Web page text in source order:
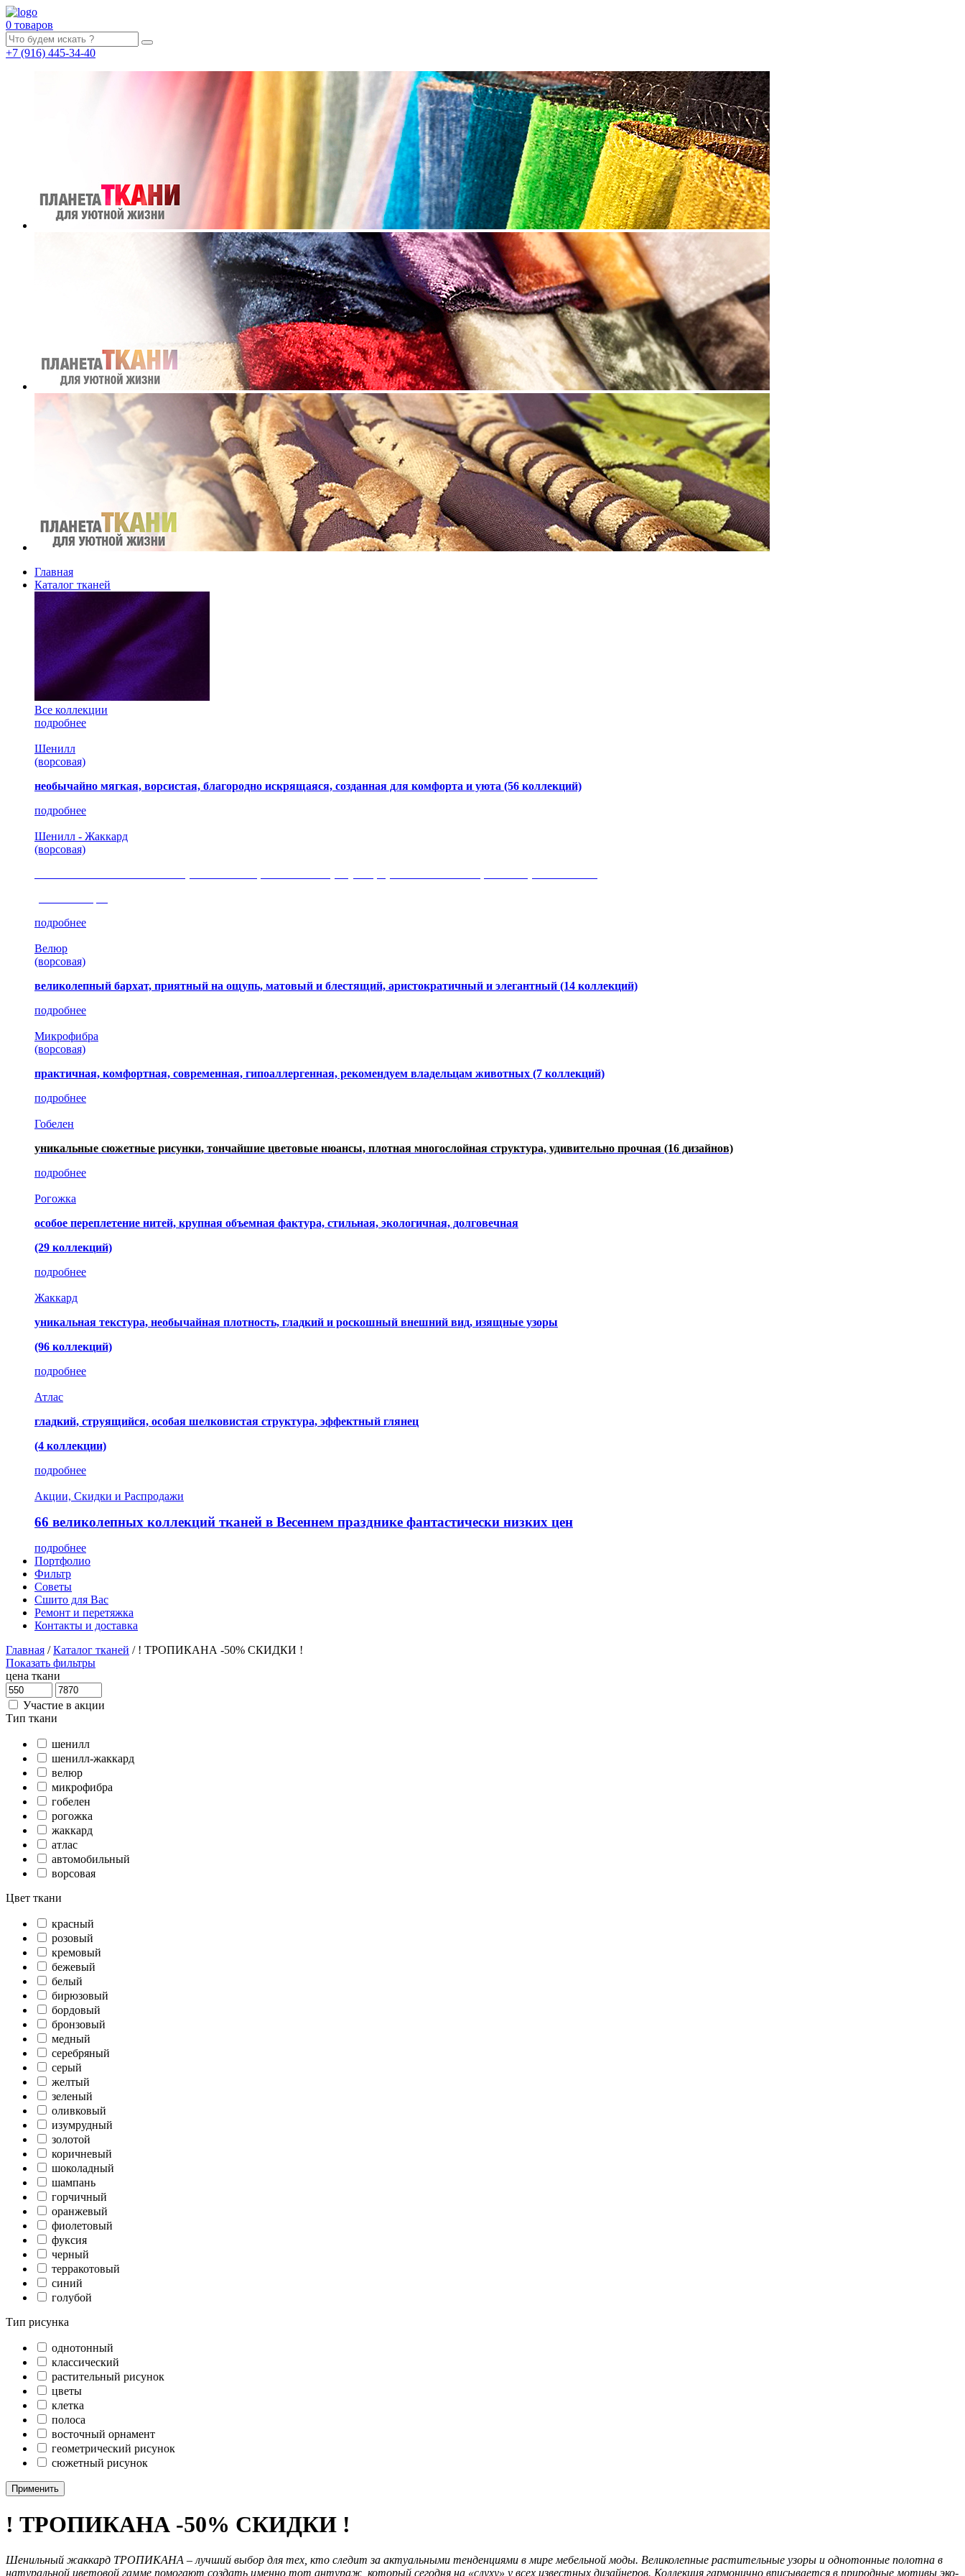
0 товаров
+7 (916) 445-34-40
Главная
Каталог тканей
Все коллекции
подробнее
Шенилл
(ворсовая)
необычайно мягкая, ворсистая, благородно искрящаяся, созданная для комфорта и уюта (56 коллекций)
подробнее
Шенилл - Жаккард
(ворсовая)
подробнее
Велюр
(ворсовая)
великолепный бархат, приятный на ощупь, матовый и блестящий, аристократичный и элегантный (14 коллекций)
подробнее
Микрофибра
(ворсовая)
практичная, комфортная, современная, гипоаллергенная, рекомендуем владельцам животных (7 коллекций)
подробнее
Гобелен
уникальные сюжетные рисунки, тончайшие цветовые нюансы, плотная многослойная структура, удивительно прочная (16 дизайнов)
подробнее
Рогожка
особое переплетение нитей, крупная объемная фактура, стильная, экологичная, долговечная
(29 коллекций)
подробнее
Жаккард
уникальная текстура, необычайная плотность, гладкий и роскошный внешний вид, изящные узоры
(96 коллекций)
подробнее
Атлас
гладкий, струящийся, особая шелковистая структура, эффектный глянец
(4 коллекции)
подробнее
Акции, Скидки и Распродажи
66 великолепных коллекций тканей в Весеннем празднике фантастически низких цен
подробнее
Портфолио
Фильтр
Советы
Сшито для Вас
Ремонт и перетяжка
Контакты и доставка
Главная / Каталог тканей / ! ТРОПИКАНА -50% СКИДКИ !
Показать фильтры
цена ткани
Участие в акции
Тип ткани
шенилл
шенилл-жаккард
велюр
микрофибра
гобелен
рогожка
жаккард
атлас
автомобильный
ворсовая
Цвет ткани
красный
розовый
кремовый
бежевый
белый
бирюзовый
бордовый
бронзовый
медный
серебряный
серый
желтый
зеленый
оливковый
изумрудный
золотой
коричневый
шоколадный
шампань
горчичный
оранжевый
фиолетовый
фуксия
черный
терракотовый
синий
голубой
Тип рисунка
однотонный
классический
растительный рисунок
цветы
клетка
полоса
восточный орнамент
геометрический рисунок
сюжетный рисунок
Применить
! ТРОПИКАНА -50% СКИДКИ !
Шенильный жаккард ТРОПИКАНА – лучший выбор для тех, кто следит за актуальными тенденциями в мире мебельной моды. Великолепные растительные узоры и однотонные полотна в
натуральной цветовой гамме помогают создать именно тот антураж, который сегодня на «слуху» у всех известных дизайнеров. Коллекция гармонично вписывается в природные мотивы эко-